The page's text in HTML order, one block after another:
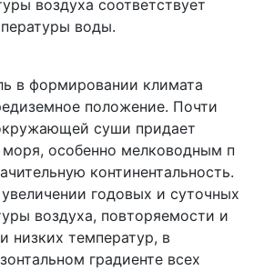
воздуха соответствует
воды.
в формировании климата
положение. Почти
суши придает
особенно мелководным п
континентальность.
годовых и суточных
воздуха, повторяемости и
низких температур, в
градиенте всех